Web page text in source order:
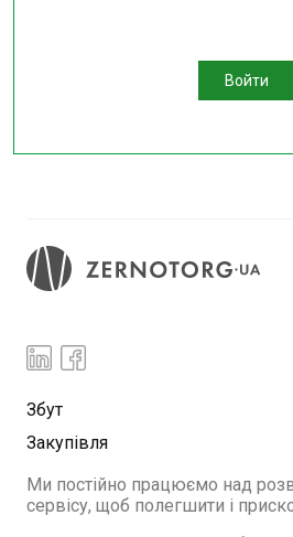
Войти
Збут
Закупівля
Ми постійно працюємо над
сервісу, щоб полегшити і